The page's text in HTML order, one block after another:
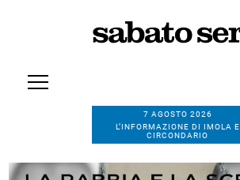
7 AGOSTO 2026
L’INFORMAZIONE DI IMOLA E
CIRCONDARIO